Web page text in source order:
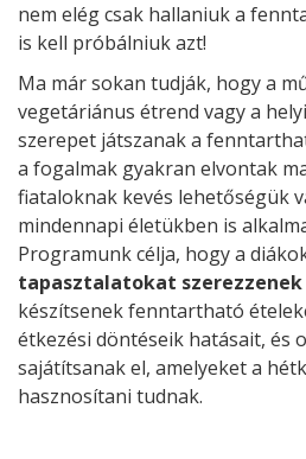
nem elég csak hallaniuk a
is kell próbálniuk azt!
Ma már sokan tudják, hogy a
vegetáriánus étrend vagy a
szerepet játszanak a
a fogalmak gyakran elvontak
fiataloknak kevés lehetőségük
mindennapi életükben is
Programunk célja, hogy a
tapasztalatokat szerezzenek
készítsenek fenntartható
étkezési döntéseik hatásait, és
sajátítsanak el, amelyeket a
hasznosítani tudnak.